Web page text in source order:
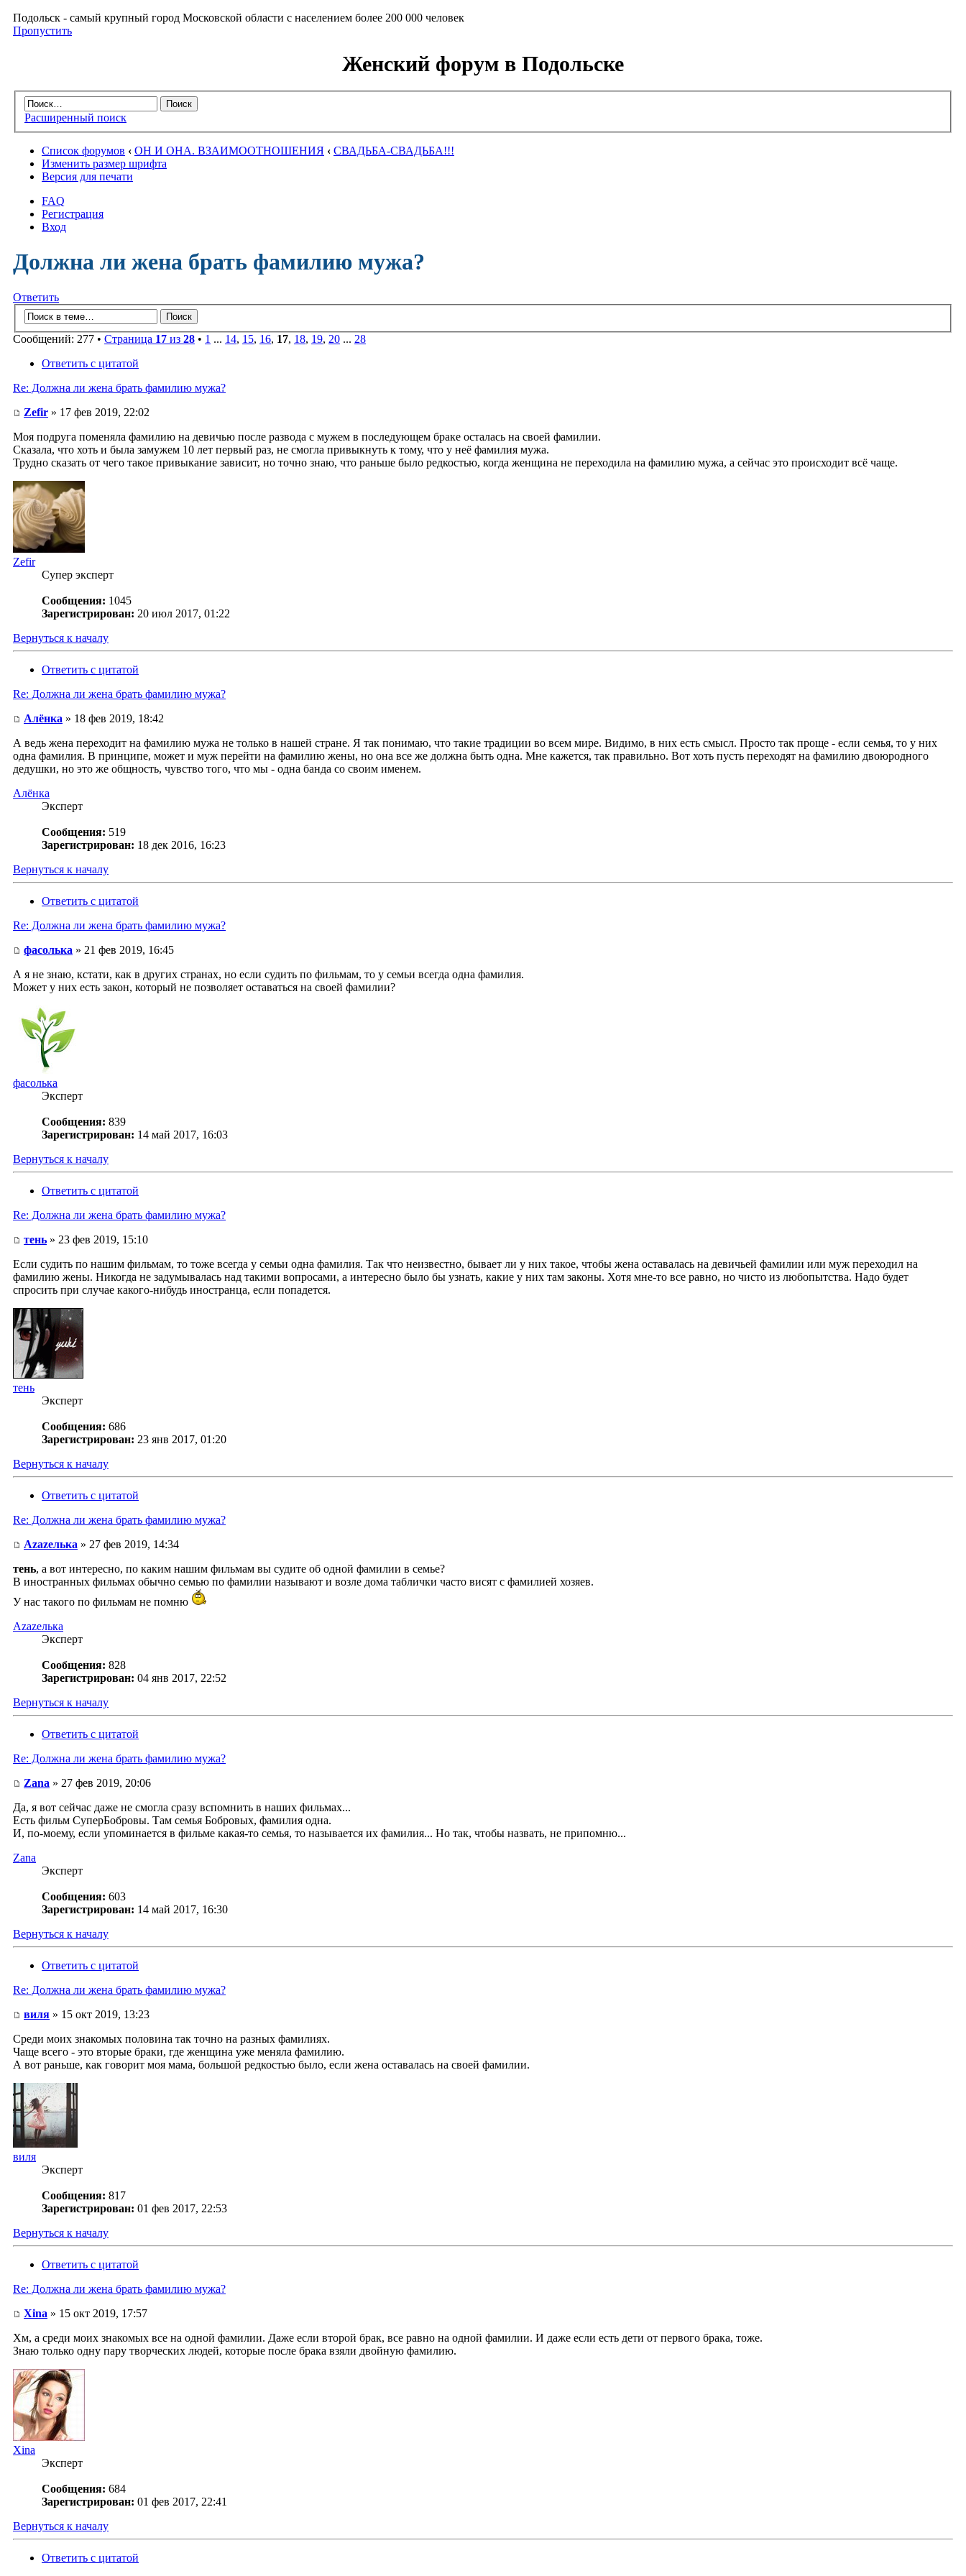
Подольск - самый крупный город Московской области с населением более 200 000 человек
Пропустить
Женский форум в Подольске
Расширенный поиск
Список форумов ‹ ОН И ОНА. ВЗАИМООТНОШЕНИЯ ‹ СВАДЬБА-СВАДЬБА!!!
Изменить размер шрифта
Версия для печати
FAQ
Регистрация
Вход
Должна ли жена брать фамилию мужа?
Ответить
Сообщений: 277 • Страница 17 из 28 • 1 ... 14, 15, 16, 17, 18, 19, 20 ... 28
Ответить с цитатой
Re: Должна ли жена брать фамилию мужа?
Zefir » 17 фев 2019, 22:02
Моя подруга поменяла фамилию на девичью после развода с мужем в последующем браке осталась на своей фамилии.
Сказала, что хоть и была замужем 10 лет первый раз, не смогла привыкнуть к тому, что у неё фамилия мужа.
Трудно сказать от чего такое привыкание зависит, но точно знаю, что раньше было редкостью, когда женщина не переходила на фамилию мужа, а сейчас это происходит всё чаще.
Zefir
Супер эксперт
Сообщения: 1045
Зарегистрирован: 20 июл 2017, 01:22
Вернуться к началу
Ответить с цитатой
Re: Должна ли жена брать фамилию мужа?
Алёнка » 18 фев 2019, 18:42
А ведь жена переходит на фамилию мужа не только в нашей стране. Я так понимаю, что такие традиции во всем мире. Видимо, в них есть смысл. Просто так проще - если семья, то у них
одна фамилия. В принципе, может и муж перейти на фамилию жены, но она все же должна быть одна. Мне кажется, так правильно. Вот хоть пусть переходят на фамилию двоюродного
дедушки, но это же общность, чувство того, что мы - одна банда со своим именем.
Алёнка
Эксперт
Сообщения: 519
Зарегистрирован: 18 дек 2016, 16:23
Вернуться к началу
Ответить с цитатой
Re: Должна ли жена брать фамилию мужа?
фасолька » 21 фев 2019, 16:45
А я не знаю, кстати, как в других странах, но если судить по фильмам, то у семьи всегда одна фамилия.
Может у них есть закон, который не позволяет оставаться на своей фамилии?
фасолька
Эксперт
Сообщения: 839
Зарегистрирован: 14 май 2017, 16:03
Вернуться к началу
Ответить с цитатой
Re: Должна ли жена брать фамилию мужа?
тень » 23 фев 2019, 15:10
Если судить по нашим фильмам, то тоже всегда у семьи одна фамилия. Так что неизвестно, бывает ли у них такое, чтобы жена оставалась на девичьей фамилии или муж переходил на
фамилию жены. Никогда не задумывалась над такими вопросами, а интересно было бы узнать, какие у них там законы. Хотя мне-то все равно, но чисто из любопытства. Надо будет
спросить при случае какого-нибудь иностранца, если попадется.
тень
Эксперт
Сообщения: 686
Зарегистрирован: 23 янв 2017, 01:20
Вернуться к началу
Ответить с цитатой
Re: Должна ли жена брать фамилию мужа?
Аzаzелька » 27 фев 2019, 14:34
тень, а вот интересно, по каким нашим фильмам вы судите об одной фамилии в семье?
В иностранных фильмах обычно семью по фамилии называют и возле дома таблички часто висят с фамилией хозяев.
У нас такого по фильмам не помню
Аzаzелька
Эксперт
Сообщения: 828
Зарегистрирован: 04 янв 2017, 22:52
Вернуться к началу
Ответить с цитатой
Re: Должна ли жена брать фамилию мужа?
Zana » 27 фев 2019, 20:06
Да, я вот сейчас даже не смогла сразу вспомнить в наших фильмах...
Есть фильм СуперБобровы. Там семья Бобровых, фамилия одна.
И, по-моему, если упоминается в фильме какая-то семья, то называется их фамилия... Но так, чтобы назвать, не припомню...
Zana
Эксперт
Сообщения: 603
Зарегистрирован: 14 май 2017, 16:30
Вернуться к началу
Ответить с цитатой
Re: Должна ли жена брать фамилию мужа?
виля » 15 окт 2019, 13:23
Среди моих знакомых половина так точно на разных фамилиях.
Чаще всего - это вторые браки, где женщина уже меняла фамилию.
А вот раньше, как говорит моя мама, большой редкостью было, если жена оставалась на своей фамилии.
виля
Эксперт
Сообщения: 817
Зарегистрирован: 01 фев 2017, 22:53
Вернуться к началу
Ответить с цитатой
Re: Должна ли жена брать фамилию мужа?
Xina » 15 окт 2019, 17:57
Хм, а среди моих знакомых все на одной фамилии. Даже если второй брак, все равно на одной фамилии. И даже если есть дети от первого брака, тоже.
Знаю только одну пару творческих людей, которые после брака взяли двойную фамилию.
Xina
Эксперт
Сообщения: 684
Зарегистрирован: 01 фев 2017, 22:41
Вернуться к началу
Ответить с цитатой